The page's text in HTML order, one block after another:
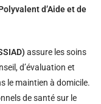
d’Aide et de
assure les soins
d’évaluation et
le maintien à domicile.
de santé sur le